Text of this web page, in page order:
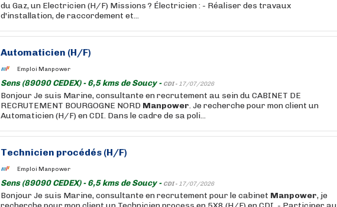
du Gaz, un Electricien (H/F) Missions ? Électricien : - Réaliser des travaux
d'installation, de raccordement et...
Automaticien (H/F)
Emploi Manpower
Sens (89090 CEDEX) - 6,5 kms de Soucy - CDI - 17/07/2026
Bonjour Je suis Marine, consultante en recrutement au sein du CABINET DE
RECRUTEMENT BOURGOGNE NORD Manpower. Je recherche pour mon client un
Automaticien (H/F) en CDI. Dans le cadre de sa poli...
Technicien procédés (H/F)
Emploi Manpower
Sens (89090 CEDEX) - 6,5 kms de Soucy - CDI - 17/07/2026
Bonjour Je suis Marine, consultante en recrutement pour le cabinet Manpower, je